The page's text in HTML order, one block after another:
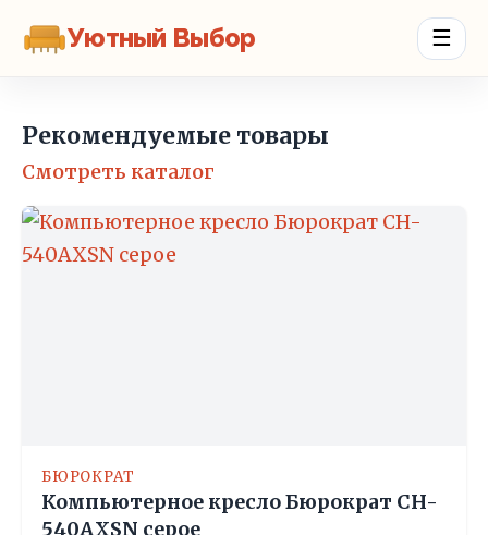
Уютный Выбор ☰
Рекомендуемые товары
Смотреть каталог
БЮРОКРАТ
Компьютерное кресло Бюрократ CH-
540AXSN серое